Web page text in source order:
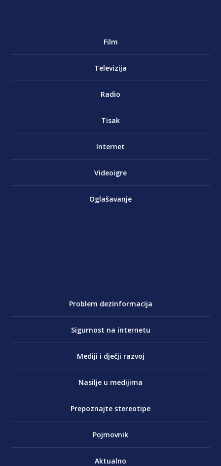
Film
Televizija
Radio
Tisak
Internet
Videoigre
Oglašavanje
Problem dezinformacija
Sigurnost na internetu
Mediji i dječji razvoj
Nasilje u medijima
Prepoznajte stereotipe
Pojmovnik
Aktualno